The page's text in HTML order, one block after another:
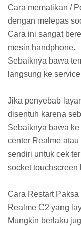
Cara mematikan /
dengan melepas
Cara ini sangat
mesin handphone.
Sebaiknya bawa
langsung ke
Jika penyebab
disentuh karena
Sebaiknya bawa
center Realme
sendiri untuk cek
socket touchscreen
Cara Restart
Realme C2 yang
Mungkin berlaku